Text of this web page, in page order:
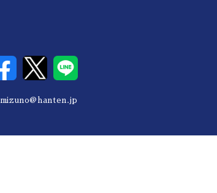
mizuno@hanten.jp